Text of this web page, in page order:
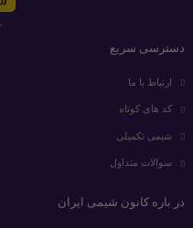
دسترسی سریع
ارتباط با ما
کد های کوتاه
شیمی تکمیلی
سوالات متداول
در باره کانون شیمی ایران